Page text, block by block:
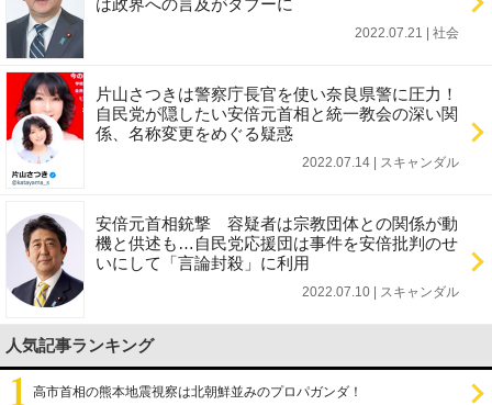
は政界への言及がタブーに
2022.07.21 | 社会
片山さつきは警察庁長官を使い奈良県警に圧力！
自民党が隠したい安倍元首相と統一教会の深い関
係、名称変更をめぐる疑惑
2022.07.14 | スキャンダル
安倍元首相銃撃 容疑者は宗教団体との関係が動
機と供述も…自民党応援団は事件を安倍批判のせ
いにして「言論封殺」に利用
2022.07.10 | スキャンダル
人気記事ランキング
高市首相の熊本地震視察は北朝鮮並みのプロパガンダ！